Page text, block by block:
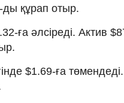
ды құрап отыр.
ға әлсіреді. Актив
$1.69-ға